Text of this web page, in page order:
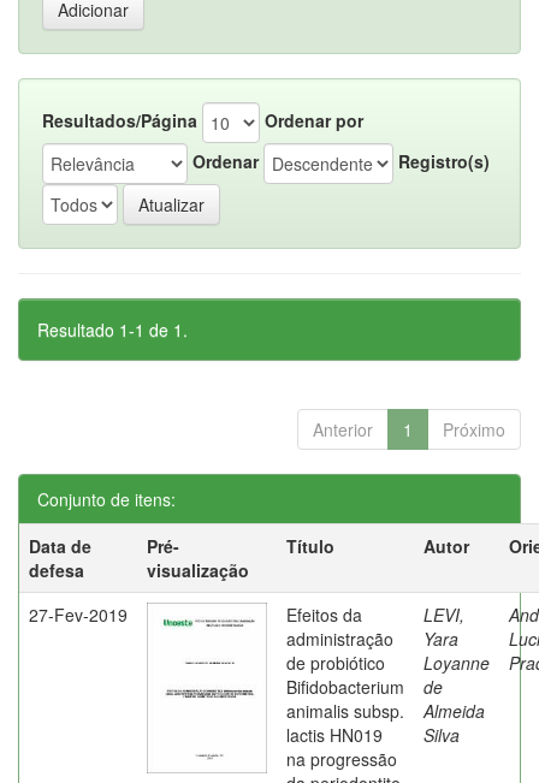
Resultados/Página
Ordenar por
Ordenar
Registro(s)
Resultado 1-1 de 1.
Anterior 1 Próximo
Conjunto de itens:
Data de
defesa
Pré-
visualização
Título Autor
27-Fev-2019
Efeitos da
administração
de probiótico
Bifidobacterium
animalis subsp.
lactis HN019
na progressão
LEVI,
Yara
Loyanne
de
Almeida
Silva